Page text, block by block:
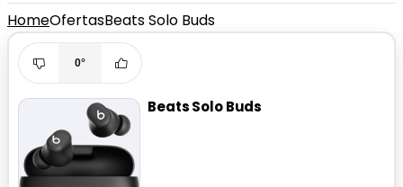
HomeOfertasBeats Solo Buds
0°
Beats Solo Buds